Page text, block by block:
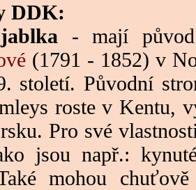
DDK:
- mají
(1791 - 1852) v
století. Původní
roste v Kentu,
Pro své
jsou např.:
mohou